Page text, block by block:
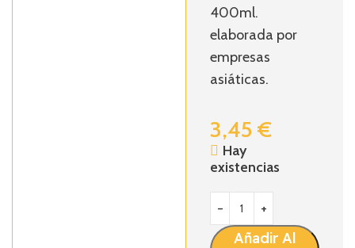
400ml.
elaborada por
empresas
asiáticas.
3,45€
Hay
existencias
Añadir Al